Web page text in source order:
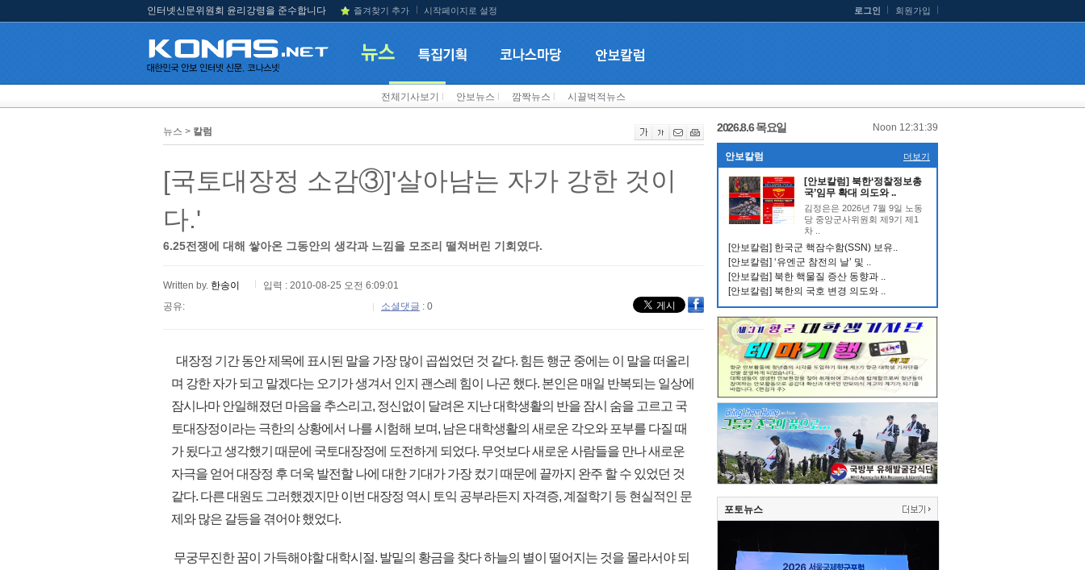
인터넷신문위원회 윤리강령을 준수합니다 즐겨찾기 추가 시작페이지로 설정 로그인 회원가입
전체기사보기 안보뉴스 깜짝뉴스 시끌벅적뉴스
뉴스 > 칼럼
[국토대장정 소감③]'살아남는 자가 강한 것이
다.'
6.25전쟁에 대해 쌓아온 그동안의 생각과 느낌을 모조리 떨쳐버린 기회였다.
Written by. 한송이
입력 : 2010-08-25 오전 6:09:01
공유:
소셜댓글 : 0
대장정 기간 동안 제목에 표시된 말을 가장 많이 곱씹었던 것 같다. 힘든 행군 중에는 이 말을 떠올리
며 강한 자가 되고 말겠다는 오기가 생겨서 인지 괜스레 힘이 나곤 했다. 본인은 매일 반복되는 일상에
잠시나마 안일해졌던 마음을 추스리고, 정신없이 달려온 지난 대학생활의 반을 잠시 숨을 고르고 국
토대장정이라는 극한의 상황에서 나를 시험해 보며, 남은 대학생활의 새로운 각오와 포부를 다질 때
가 됬다고 생각했기 때문에 국토대장정에 도전하게 되었다. 무엇보다 새로운 사람들을 만나 새로운
자극을 얻어 대장정 후 더욱 발전할 나에 대한 기대가 가장 컸기 때문에 끝까지 완주 할 수 있었던 것
같다. 다른 대원도 그러했겠지만 이번 대장정 역시 토익 공부라든지 자격증, 계절학기 등 현실적인 문
제와 많은 갈등을 겪어야 했었다.
무궁무진한 꿈이 가득해야할 대학시절. 발밑의 황금을 찾다 하늘의 별이 떨어지는 것을 몰라서야 되
2026.8.6 목요일 Noon 12:31:40
안보칼럼 더보기
[안보칼럼] 북한‘정찰정보총
국’임무 확대 의도와 ..
김정은은 2026년 7월 9일 노동
당 중앙군사위원회 제9기 제1
차 ..
[안보칼럼] 한국군 핵잠수함(SSN) 보유..
[안보칼럼] ‘유엔군 참전의 날’ 및 ..
[안보칼럼] 북한 핵물질 증산 동향과 ..
[안보칼럼] 북한의 국호 변경 의도와 ..
포토뉴스